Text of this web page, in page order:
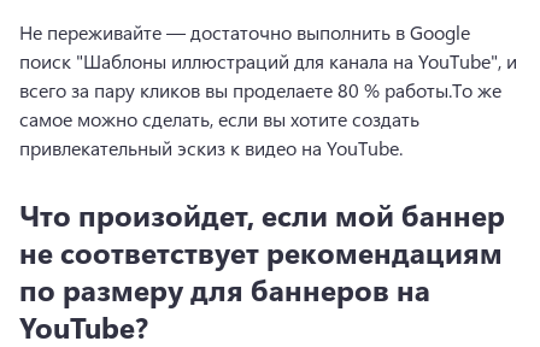
Не переживайте — достаточно выполнить в Google
поиск "Шаблоны иллюстраций для канала на YouTube", и
всего за пару кликов вы проделаете 80 % работы.То же
самое можно сделать, если вы хотите создать
привлекательный эскиз к видео на YouTube.
Что произойдет, если мой баннер
не соответствует рекомендациям
по размеру для баннеров на
YouTube?